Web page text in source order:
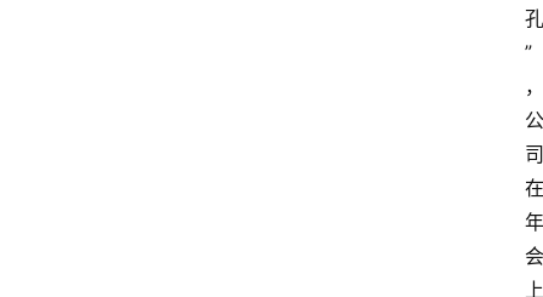
孔
”
，
公
司
在
年
会
上